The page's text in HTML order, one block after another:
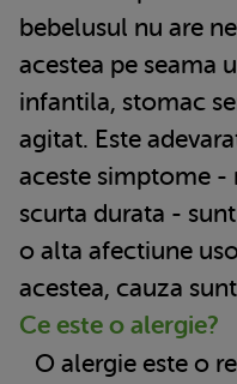
bebelusul nu are
acestea pe seama
infantila, stomac
agitat. Este
aceste simptome -
scurta durata -
o alta afectiune
acestea, cauza
Ce este o alergie?
O alergie este o